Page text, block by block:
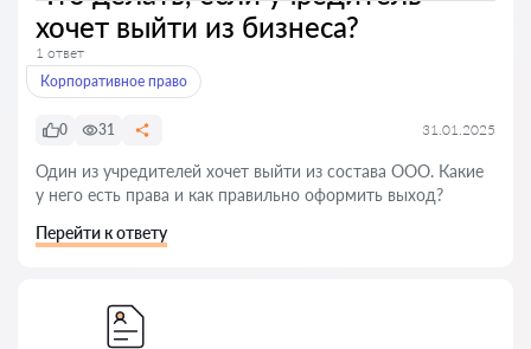
хочет выйти из бизнеса?
1 ответ
Корпоративное право
0 31 31.01.2025
Один из учредителей хочет выйти из состава ООО. Какие
у него есть права и как правильно оформить выход?
Перейти к ответу